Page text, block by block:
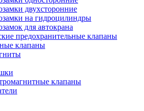
двухсторонние
на гидроцилиндры
для автокрана
предохранительные клапаны
клапаны
клапаны